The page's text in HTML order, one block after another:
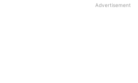
Advertisement